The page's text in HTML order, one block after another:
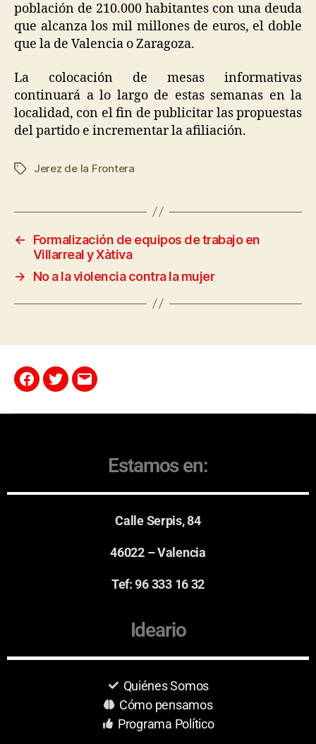
población de 210.000 habitantes con una deuda
que alcanza los mil millones de euros, el doble
que la de Valencia o Zaragoza.
La colocación de mesas informativas
continuará a lo largo de estas semanas en la
localidad, con el fin de publicitar las propuestas
del partido e incrementar la afiliación.
Jerez de la Frontera
←
Formalización de equipos de trabajo en
Villarreal y Xàtiva
→
No a la violencia contra la mujer
Estamos en:
Calle Serpis, 84
46022 – Valencia
Tef: 96 333 16 32
Ideario
Quiénes Somos
Cómo pensamos
Programa Político